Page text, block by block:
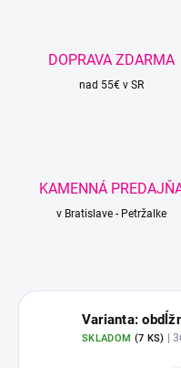
DOPRAVA ZDARMA
nad 55€ v SR
KAMENNÁ
v Bratislave - Petržalke
Varianta:
SKLADOM (7 KS) |